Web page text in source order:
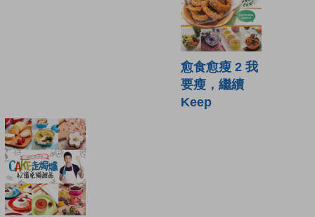
愈食愈瘦 2 我
要瘦，繼續
Keep